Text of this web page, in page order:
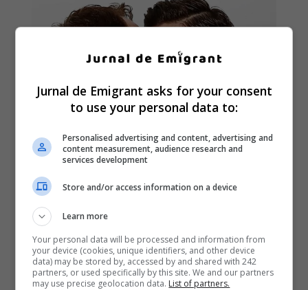
Jurnal de Emigrant asks for your consent
to use your personal data to:
Personalised advertising and content, advertising and
content measurement, audience research and
services development
Store and/or access information on a device
Learn more
Your personal data will be processed and information from
your device (cookies, unique identifiers, and other device
data) may be stored by, accessed by and shared with 242
partners, or used specifically by this site. We and our partners
may use precise geolocation data. List of partners.